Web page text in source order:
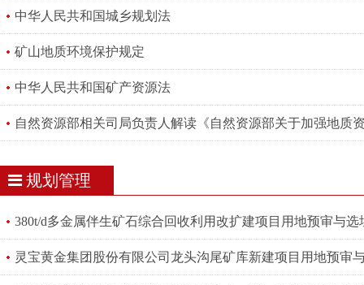
中华人民共和国城乡规划法
矿山地质环境保护规定
中华人民共和国矿产资源法
自然资源部相关司局负责人解读《自然资源部关于加强地质
规划管理
380t/d多金属伴生矿石综合回收利用改扩建项目用地预审与
灵宝黄金集团股份有限公司龙头沟尾矿库新建项目用地预审